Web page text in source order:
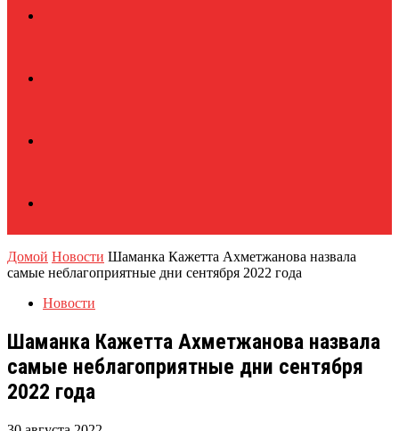
Домой Новости Шаманка Кажетта Ахметжанова назвала
самые неблагоприятные дни сентября 2022 года
Новости
Шаманка Кажетта Ахметжанова назвала
самые неблагоприятные дни сентября
2022 года